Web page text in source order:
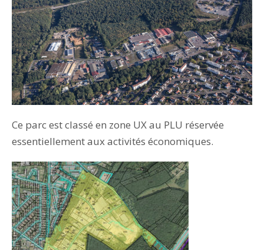
Ce parc est classé en zone UX au PLU réservée
essentiellement aux activités économiques.